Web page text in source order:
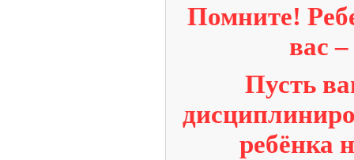
Помните!
вас
Пусть
ребёнка